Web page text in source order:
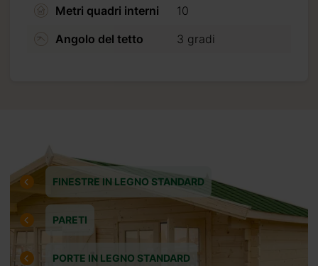
Metri quadri interni
10
Angolo del tetto
3 gradi
FINESTRE IN LEGNO STANDARD
PARETI
PORTE IN LEGNO STANDARD
Riceverete
2026 09 05